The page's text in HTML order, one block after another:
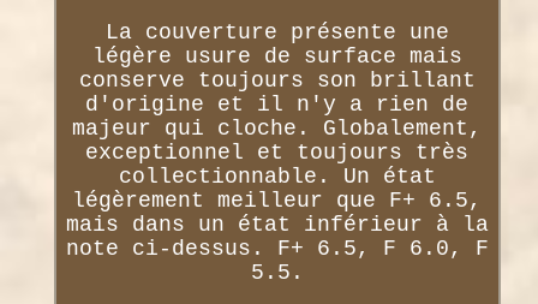
La couverture présente une
légère usure de surface mais
conserve toujours son brillant
d'origine et il n'y a rien de
majeur qui cloche. Globalement,
exceptionnel et toujours très
collectionnable. Un état
légèrement meilleur que F+ 6.5,
mais dans un état inférieur à la
note ci-dessus. F+ 6.5, F 6.0, F
5.5.